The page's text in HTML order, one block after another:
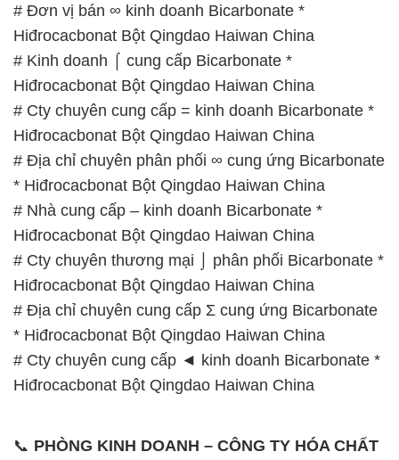
# Đơn vị bán ∞ kinh doanh Bicarbonate *
Hiđrocacbonat Bột Qingdao Haiwan China
# Kinh doanh ⌠ cung cấp Bicarbonate *
Hiđrocacbonat Bột Qingdao Haiwan China
# Cty chuyên cung cấp = kinh doanh Bicarbonate *
Hiđrocacbonat Bột Qingdao Haiwan China
# Địa chỉ chuyên phân phối ∞ cung ứng Bicarbonate
* Hiđrocacbonat Bột Qingdao Haiwan China
# Nhà cung cấp – kinh doanh Bicarbonate *
Hiđrocacbonat Bột Qingdao Haiwan China
# Cty chuyên thương mại ⌡ phân phối Bicarbonate *
Hiđrocacbonat Bột Qingdao Haiwan China
# Địa chỉ chuyên cung cấp Σ cung ứng Bicarbonate
* Hiđrocacbonat Bột Qingdao Haiwan China
# Cty chuyên cung cấp ◄ kinh doanh Bicarbonate *
Hiđrocacbonat Bột Qingdao Haiwan China
📞 PHÒNG KINH DOANH – CÔNG TY HÓA CHẤT